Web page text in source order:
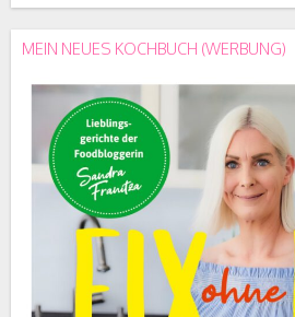
MEIN NEUES KOCHBUCH (WERBUNG)